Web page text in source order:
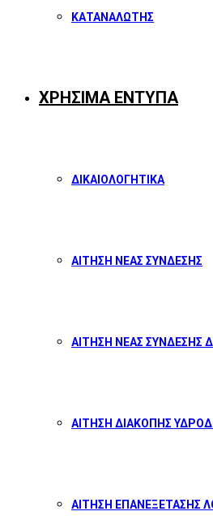
ΚΑΤΑΝΑΛΩΤΗΣ
ΧΡΗΣΙΜΑ ΕΝΤΥΠΑ
ΔΙΚΑΙΟΛΟΓΗΤΙΚΑ
ΑΙΤΗΣΗ ΝΕΑΣ ΣΥΝΔΕΣΗΣ
ΑΙΤΗΣΗ ΝΕΑΣ ΣΥΝΔΕΣΗΣ
ΑΙΤΗΣΗ ΔΙΑΚΟΠΗΣ
ΑΙΤΗΣΗ ΕΠΑΝΕΞΕΤΑΣΗΣ